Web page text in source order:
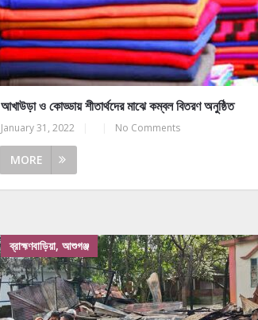
আখাউড়া ও কোড্ডায় শীতার্থদের মাঝে কম্বল বিতরণ অনুষ্ঠিত
January 31, 2022 No Comments
MORE
ব্রাহ্মণবাড়িয়া, আশুগঞ্জ